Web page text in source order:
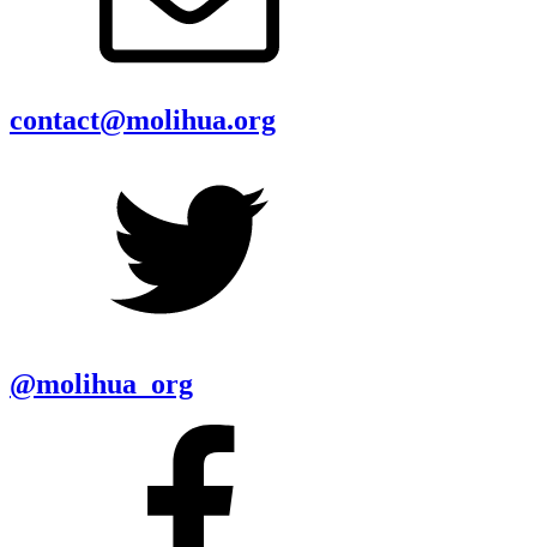
contact@molihua.org
@molihua_org